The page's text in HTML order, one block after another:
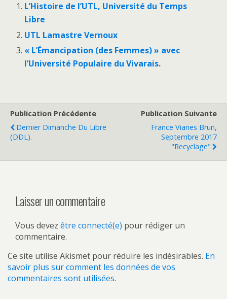
L’Histoire de l’UTL, Université du Temps
Libre
UTL Lamastre Vernoux
« L’Émancipation (des Femmes) » avec
l’Université Populaire du Vivarais.
Publication Précédente
Dernier Dimanche Du Libre
(DDL).
Publication Suivante
France Vianes Brun,
Septembre 2017
"Recyclage"
Laisser un commentaire
Vous devez être connecté(e) pour rédiger un
commentaire.
Ce site utilise Akismet pour réduire les indésirables. En
savoir plus sur comment les données de vos
commentaires sont utilisées.